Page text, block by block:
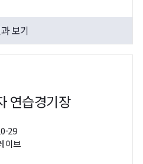
보기
연습경기장
29
이브